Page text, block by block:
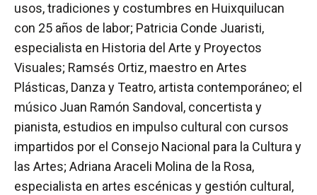
usos, tradiciones y costumbres en Huixquilucan
con 25 años de labor; Patricia Conde Juaristi,
especialista en Historia del Arte y Proyectos
Visuales; Ramsés Ortiz, maestro en Artes
Plásticas, Danza y Teatro, artista contemporáneo; el
músico Juan Ramón Sandoval, concertista y
pianista, estudios en impulso cultural con cursos
impartidos por el Consejo Nacional para la Cultura y
las Artes; Adriana Araceli Molina de la Rosa,
especialista en artes escénicas y gestión cultural,